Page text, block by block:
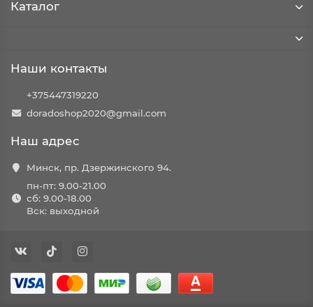
Каталог
Наши контакты
+375447319220
doradoshop2020@gmail.com
Наш адрес
Минск, пр. Дзержинского 94.
пн-пт: 9.00-21.00
сб: 9.00-18.00
Вск: выходной